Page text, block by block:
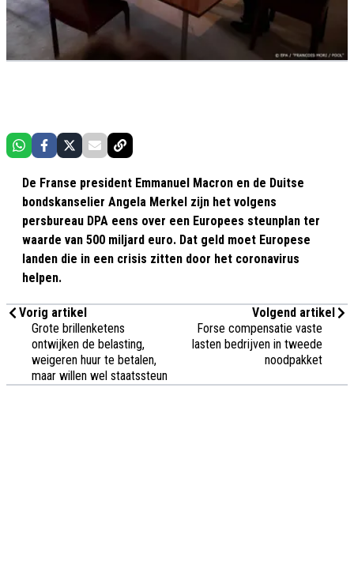
De Franse president Emmanuel Macron en de Duitse
bondskanselier Angela Merkel zijn het volgens
persbureau DPA eens over een Europees steunplan ter
waarde van 500 miljard euro. Dat geld moet Europese
landen die in een crisis zitten door het coronavirus
helpen.
Vorig artikel
Grote brillenketens
ontwijken de belasting,
weigeren huur te betalen,
maar willen wel staatssteun
Volgend artikel
Forse compensatie vaste
lasten bedrijven in tweede
noodpakket